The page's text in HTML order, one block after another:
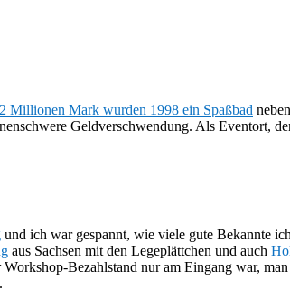
Millionen Mark wurden 1998 ein Spaßbad
Geldverschwendung. Als Eventort,
und ich war gespannt, wie viele gute Bekannte
aus Sachsen mit den Legeplättchen und auch
Bezahlstand nur am Eingang war,